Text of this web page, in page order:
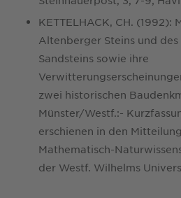
KETTELHACK, CH. (1992):
Altenberger Steins und
Sandsteins sowie ihre
zwei historischen
Münster/Westf.:-
erschienen in den
Mathematisch-
der Westf. Wilhelms